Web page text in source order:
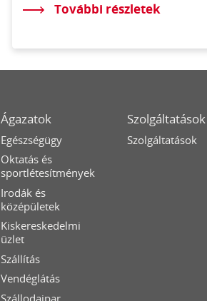
További részletek
Ágazatok
Egészségügy
Oktatás és
sportlétesítmények
Irodák és
középületek
Kiskereskedelmi
üzlet
Szállítás
Vendéglátás
Szállodaipar
Szolgáltatások
Szolgáltatások